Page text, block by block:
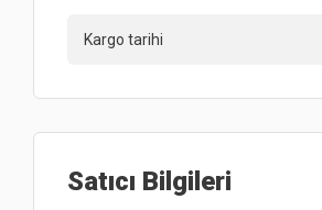
Kargo tarihi
Satıcı Bilgileri